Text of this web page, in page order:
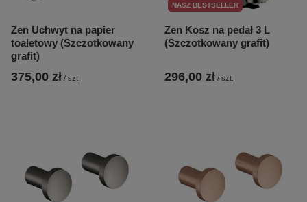
Zen Uchwyt na papier
toaletowy (Szczotkowany
grafit)
375,00 zł / szt.
NASZ BESTSELLER
Zen Kosz na pedał 3 L
(Szczotkowany grafit)
296,00 zł / szt.